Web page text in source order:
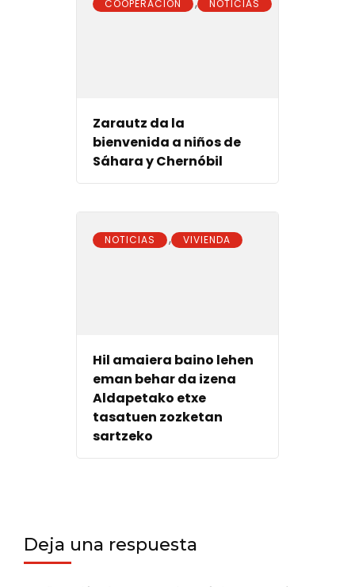
COOPERACIÓN NOTICIAS
Zarautz da la
bienvenida a niños de
Sáhara y Chernóbil
NOTICIAS , VIVIENDA
Hil amaiera baino lehen
eman behar da izena
Aldapetako etxe
tasatuen zozketan
sartzeko
Deja una respuesta